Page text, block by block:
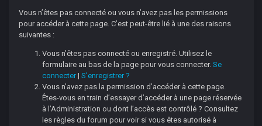
Vous n’êtes pas connecté ou vous n’avez pas les permissions
pour accéder à cette page. C’est peut-être lié à une des raisons
suivantes :
Vous n’êtes pas connecté ou enregistré. Utilisez le
formulaire au bas de la page pour vous connecter.Se
connecter|S’enregistrer ?
Vous n’avez pas la permission d’accéder à cette page.
Êtes-vous en train d’essayer d’accéder à une page réservée
à l’Administration ou dont l’accès est contrôlé ? Consultez
les règles du forum pour voir si vous êtes autorisé à